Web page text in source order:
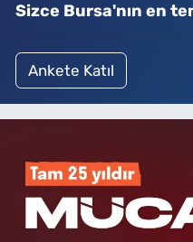
Sizce Bursa'nın en
Ankete Katıl